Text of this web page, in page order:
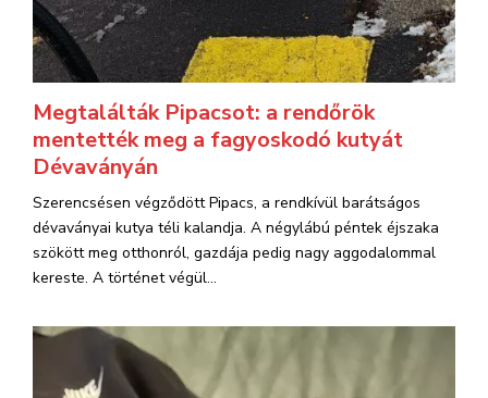
Megtalálták Pipacsot: a rendőrök
mentették meg a fagyoskodó kutyát
Dévaványán
Szerencsésen végződött Pipacs, a rendkívül barátságos
dévaványai kutya téli kalandja. A négylábú péntek éjszaka
szökött meg otthonról, gazdája pedig nagy aggodalommal
kereste. A történet végül...